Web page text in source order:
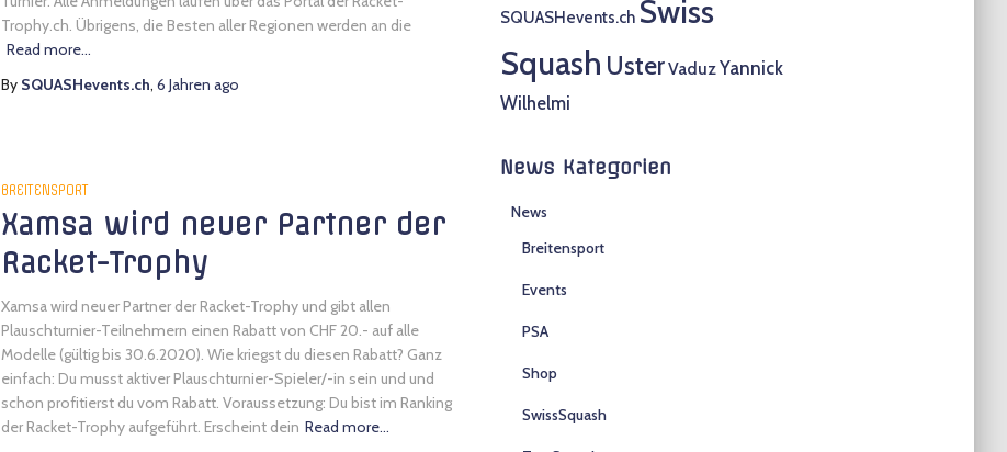
Trophy.ch. Übrigens, die Besten aller Regionen werden an die
Read more…
By SQUASHevents.ch, 6 Jahren ago
BREITENSPORT
Xamsa wird neuer Partner der
Racket-Trophy
Xamsa wird neuer Partner der Racket-Trophy und gibt allen
Plauschturnier-Teilnehmern einen Rabatt von CHF 20.- auf alle
Modelle (gültig bis 30.6.2020). Wie kriegst du diesen Rabatt? Ganz
einfach: Du musst aktiver Plauschturnier-Spieler/-in sein und und
schon profitierst du vom Rabatt. Voraussetzung: Du bist im Ranking
der Racket-Trophy aufgeführt. Erscheint dein Read more…
SQUASHevents.ch Swiss
Squash UsterVaduzYannick
Wilhelmi
News Kategorien
News
Breitensport
Events
PSA
Shop
SwissSquash